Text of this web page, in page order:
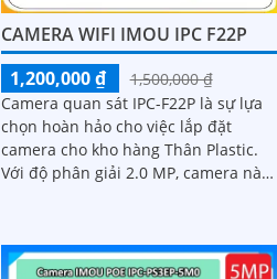
CAMERA WIFI IMOU IPC F22P
1,200,000 ₫
1,500,000 ₫
Camera quan sát IPC-F22P là sự lựa
chọn hoàn hảo cho việc lắp đặt
camera cho kho hàng Thân Plastic.
Với độ phân giải 2.0 MP, camera này